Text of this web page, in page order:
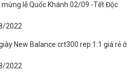
mừng lễ Quốc Khánh 02/09 -Tết Độc
2022
New Balance crt300 rep 1:1 giá rẻ ở
2022